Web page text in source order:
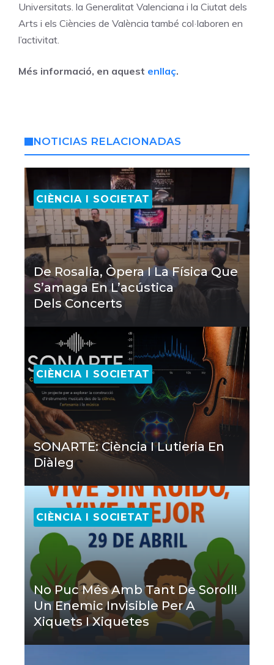
Universitats. la Generalitat Valenciana i la Ciutat dels
Arts i els Ciències de València també col·laboren en
l’activitat.
Més informació, en aquest enllaç.
NOTICIAS RELACIONADAS
CIÈNCIA I SOCIETAT
De Rosalía, Òpera I La Física Que
S’amaga En L’acústica
Dels Concerts
CIÈNCIA I SOCIETAT
SONARTE: Ciència I Lutieria En
Diàleg
CIÈNCIA I SOCIETAT
No Puc Més Amb Tant De Soroll!
Un Enemic Invisible Per A
Xiquets I Xiquetes